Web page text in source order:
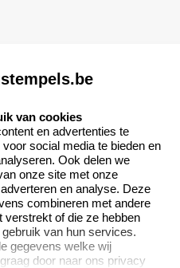
Zakelijk:
Aanvraag op maat
Wederverkoper
worden
Betaling &
Verzending
van cookies
en advertenties te
social media te bieden en
Ook delen we
onze site met onze
en analyse. Deze
combineren met andere
verstrekt of die ze hebben
van hun services.
gegevens welke wij
door naar ons privacy